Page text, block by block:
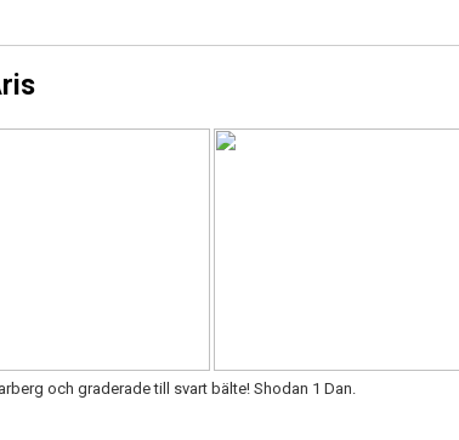
och graderade till svart bälte! Shodan 1 Dan.